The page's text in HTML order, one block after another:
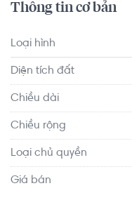
chuyển với đầy đủ các
Thông tin cơ bản
Loại hình
Diện tích đất
Chiều dài
Chiều rộng
Loại chủ quyền
Giá bán